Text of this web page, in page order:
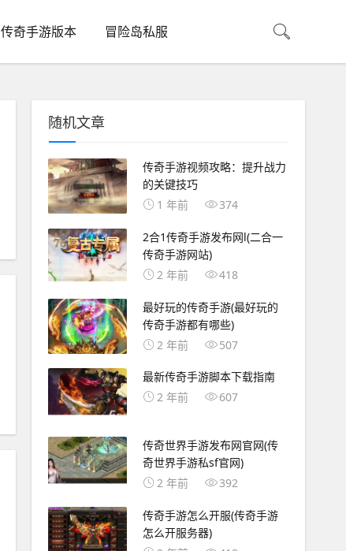
传奇手游版本 冒险岛私服
随机文章
传奇手游视频攻略：提升战力
的关键技巧
1 年前
374
2合1传奇手游发布网l(二合一
传奇手游网站)
2 年前
418
最好玩的传奇手游(最好玩的
传奇手游都有哪些)
2 年前
507
最新传奇手游脚本下载指南
2 年前
607
传奇世界手游发布网官网(传
奇世界手游私sf官网)
2 年前
392
传奇手游怎么开服(传奇手游
怎么开服务器)